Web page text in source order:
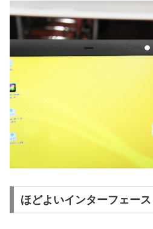
ほどよいインターフェース